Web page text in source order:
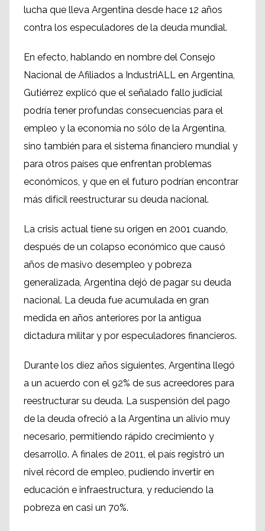
lucha que lleva Argentina desde hace 12 años
contra los especuladores de la deuda mundial.
En efecto, hablando en nombre del Consejo
Nacional de Afiliados a IndustriALL en Argentina,
Gutiérrez explicó que el señalado fallo judicial
podría tener profundas consecuencias para el
empleo y la economía no sólo de la Argentina,
sino también para el sistema financiero mundial y
para otros países que enfrentan problemas
económicos, y que en el futuro podrían encontrar
más difícil reestructurar su deuda nacional.
La crisis actual tiene su origen en 2001 cuando,
después de un colapso económico que causó
años de masivo desempleo y pobreza
generalizada, Argentina dejó de pagar su deuda
nacional. La deuda fue acumulada en gran
medida en años anteriores por la antigua
dictadura militar y por especuladores financieros.
Durante los diez años siguientes, Argentina llegó
a un acuerdo con el 92% de sus acreedores para
reestructurar su deuda. La suspensión del pago
de la deuda ofreció a la Argentina un alivio muy
necesario, permitiendo rápido crecimiento y
desarrollo. A finales de 2011, el país registró un
nivel récord de empleo, pudiendo invertir en
educación e infraestructura, y reduciendo la
pobreza en casi un 70%.